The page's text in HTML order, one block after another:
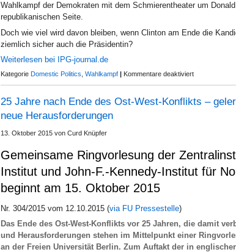
Wahlkampf der Demokraten mit dem Schmierentheater um
republikanischen Seite.
Doch wie viel wird davon bleiben, wenn Clinton am Ende die
ziemlich sicher auch die Präsidentin?
Weiterlesen bei IPG-journal.de
Kategorie Domestic Politics, Wahlkampf Kommentare deaktiviertfür
IPG
Thomas
25 Jahre nach Ende des Ost-West-Konflikts –
neue Herausforderungen
13. Oktober 2015 von Curd Knüpfer
Gemeinsame Ringvorlesung der
Institut und John-F.-Kennedy-Institut für
beginnt am 15. Oktober 2015
Nr. 304/2015 vom 12.10.2015 (via FU Pressestelle)
Das Ende des Ost-West-Konflikts vor 25 Jahren, die damit
und Herausforderungen stehen im Mittelpunkt einer
an der Freien Universität Berlin. Zum Auftakt der in